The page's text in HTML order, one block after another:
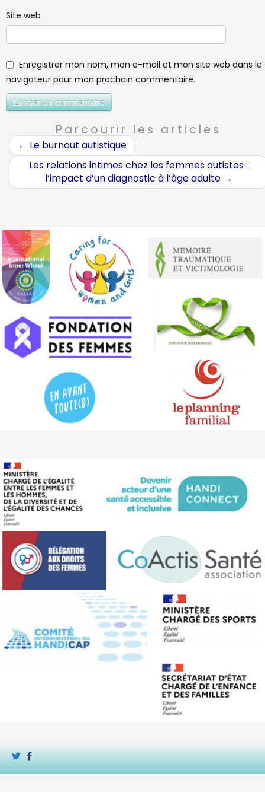
Site web
Enregistrer mon nom, mon e-mail et mon site web dans le
navigateur pour mon prochain commentaire.
Parcourir les articles
← Le burnout autistique
Les relations intimes chez les femmes autistes :
l’impact d’un diagnostic à l’âge adulte →